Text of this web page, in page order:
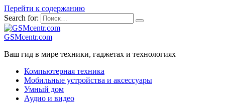
Перейти к содержанию
Search for:
GSMcentr.com
Ваш гид в мире техники, гаджетах и технологиях
Компьютерная техника
Мобильные устройства и аксессуары
Умный дом
Аудио и видео